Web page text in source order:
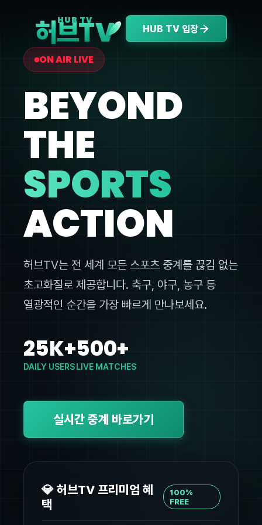
HUB TV
허브TV HUB TV 입장
ON AIR LIVE
BEYOND
THE
SPORTS
ACTION
허브TV는 전 세계 모든 스포츠 중계를 끊김 없는
초고화질로 제공합니다. 축구, 야구, 농구 등
열광적인 순간을 가장 빠르게 만나보세요.
25K+
DAILY USERS
500+
LIVE MATCHES
실시간 중계 바로가기
💎 허브TV 프리미엄 혜
택
100%
FREE